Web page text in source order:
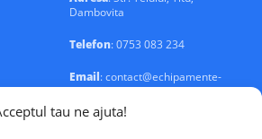
tau ne ajuta!
Dambovita
Telefon: 0753 083 234
Email: contact@echipamente-
electrice.ro